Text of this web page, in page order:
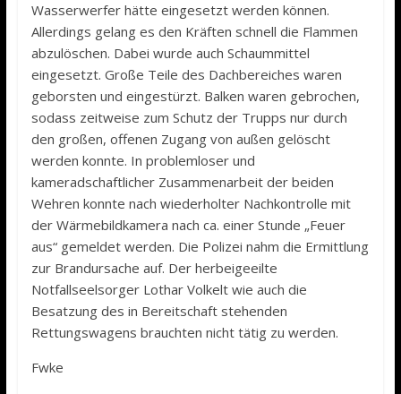
Wasserwerfer hätte eingesetzt werden können.
Allerdings gelang es den Kräften schnell die Flammen
abzulöschen. Dabei wurde auch Schaummittel
eingesetzt. Große Teile des Dachbereiches waren
geborsten und eingestürzt. Balken waren gebrochen,
sodass zeitweise zum Schutz der Trupps nur durch
den großen, offenen Zugang von außen gelöscht
werden konnte. In problemloser und
kameradschaftlicher Zusammenarbeit der beiden
Wehren konnte nach wiederholter Nachkontrolle mit
der Wärmebildkamera nach ca. einer Stunde „Feuer
aus“ gemeldet werden. Die Polizei nahm die Ermittlung
zur Brandursache auf. Der herbeigeeilte
Notfallseelsorger Lothar Volkelt wie auch die
Besatzung des in Bereitschaft stehenden
Rettungswagens brauchten nicht tätig zu werden.
Fwke